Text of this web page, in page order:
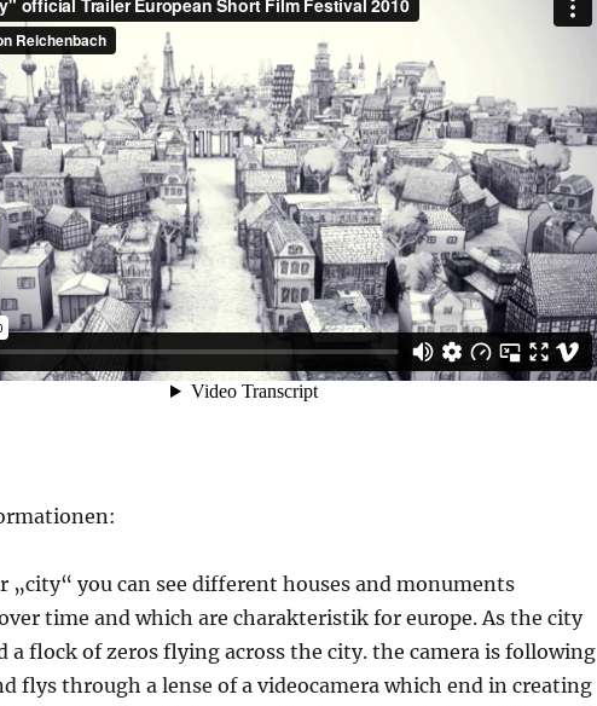
„city“ you can see different houses and monuments
time and which are charakteristik for europe. As the city
a flock of zeros flying across the city. the camera is following
flys through a lense of a videocamera which end in creating